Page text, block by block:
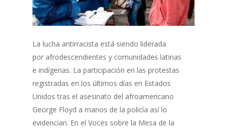
La lucha antirracista está siendo liderada
por afrodescendientes y comunidades latinas
e indígenas. La participación en las protestas
registradas en los últimos días en Estados
Unidos tras el asesinato del afroamericano
George Floyd a manos de la policía así lo
evidencian. En el Voces sobre la Mesa de la